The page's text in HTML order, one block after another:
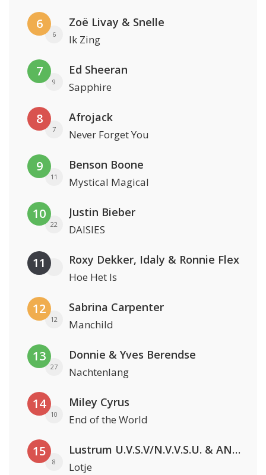
6
6
Zoë Livay & Snelle
Ik Zing
7
9
Ed Sheeran
Sapphire
8
7
Afrojack
Never Forget You
9
11
Benson Boone
Mystical Magical
10
22
Justin Bieber
DAISIES
11 Roxy Dekker, Idaly & Ronnie Flex
Hoe Het Is
12
12
Sabrina Carpenter
Manchild
13
27
Donnie & Yves Berendse
Nachtenlang
14
10
Miley Cyrus
End of the World
15
8
Lustrum U.V.S.V/N.V.V.S.U. & ANNO ONS & Jopke van Dobbenburgh & Roeland Beelen
Lotje